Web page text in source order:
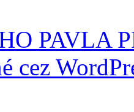
PAVLA
cez